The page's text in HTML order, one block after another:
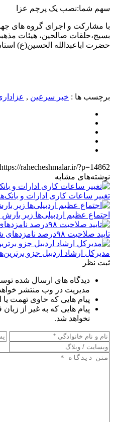
سهم شما:نصب یک پرچم عزا
با مشارکت و اجرای گروه های
بسیج،حلقات صالحین، هیئات
حضرت اباعبدالله الحسین(ع)
برچسب ها : خبر سرعین ,
https://rahecheshmalar.ir/?p=14862
نوشته‌های مشابه
تغییر ساعات کاری ادارات و
اجتماع عظیم اردبیلی‌ها زیر بارش
تایید صلاحیت ۹۸درصد نامزدهای شوراهای روستای اردبیل
مدیرکل ارشاد اردبیل جزو
ثبت نظر
دیدگاه های ارسال شده
مدیریت در وب منتشر
پیام هایی که حاوی تهمت یا
پیام هایی که به غیر از
نخواهد شد.